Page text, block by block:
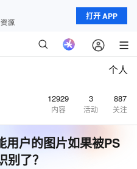
打开 APP
个人
12929
内容
3
活动
887
关注
用户的图片如果被PS
了？